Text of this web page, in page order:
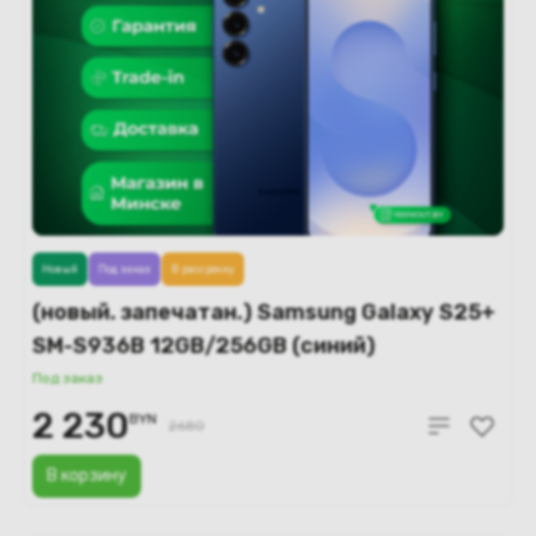
(новый. запечатан.) Samsung Galaxy S25+
SM-S936B 12GB/256GB (синий)
Под заказ
В корзину
Новый Под заказ В рассрочку
2 230BYN 2680